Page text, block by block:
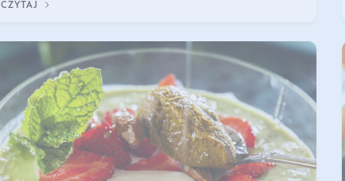
CZYTAJ